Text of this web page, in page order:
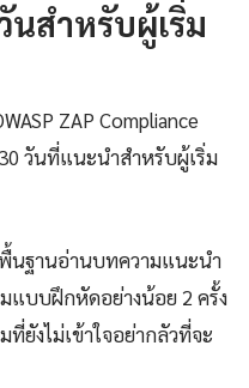
สำหรับผู้เริ่ม
ZAP Compliance
วันที่แนะนำสำหรับผู้เริ่ม
นฐานอ่านบทความแนะนำ
แบบฝึกหัดอย่างน้อย 2 ครั้ง
ยังไม่เข้าใจอย่ากลัวที่จะ